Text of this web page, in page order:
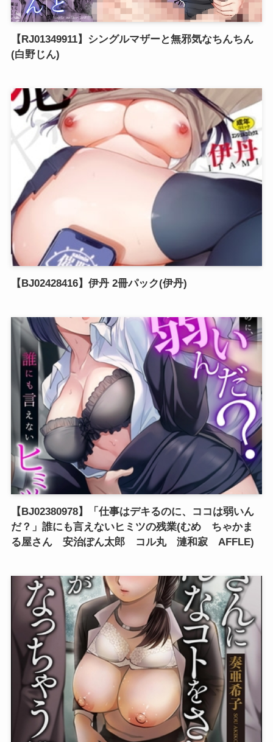
【RJ01349911】シングルマザーと無邪気なちんちん
(白野じん)
【BJ02428416】伊丹 2冊パック(伊丹)
【BJ02380978】「仕事はデキるのに、ココは弱いん
だ？」誰にも言えないヒミツの残業(むめ ちゃかま
る屋さん 安治ぽん太郎 コル丸 漣和寂 AFFLE)